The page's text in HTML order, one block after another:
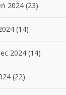
2024 (23)
(14)
2024 (14)
(22)